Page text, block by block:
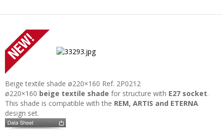
Beige textile shade ø220×160 Ref. 2P0212
ø220×160 beige textile shade for structure with E27 socket.
This shade is compatible with the REM, ARTIS and ETERNA
design set.